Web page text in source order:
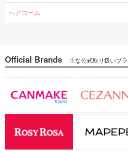
ヘアコーム
Official Brands 主な公式取り扱いブ